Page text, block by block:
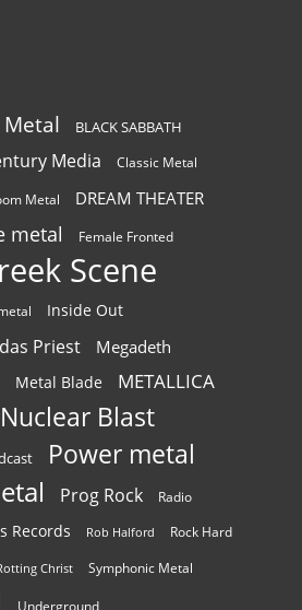
Metal BLACK SABBATH
Media Classic Metal
Metal DREAM THEATER
metal Female Fronted
Scene
Inside Out
Priest Megadeth
Metal Blade METALLICA
Nuclear Blast
Power metal
Prog Rock Radio
Records Rob Halford Rock Hard
Christ Symphonic Metal
Underground